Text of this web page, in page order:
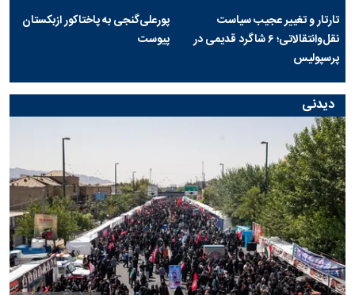
تارتار و تغییر عجیب سیاست
نقل‌وانتقالاتی؛ ۶ شاگرد قدیمی در
پرسپولیس
پورعلی‌گنجی به پاختاکور ازبکستان
پیوست
دیدنی